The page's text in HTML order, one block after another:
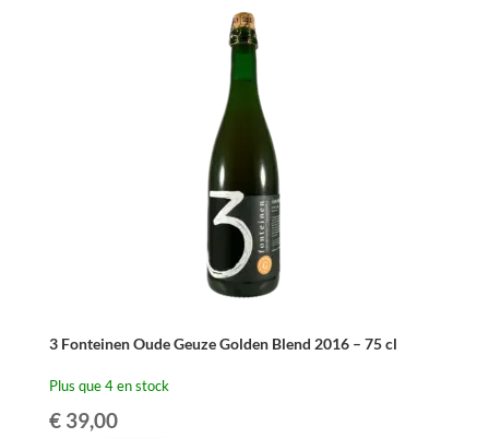
3 Fonteinen Oude Geuze Golden Blend 2016 – 75 cl
Plus que 4 en stock
€39,00